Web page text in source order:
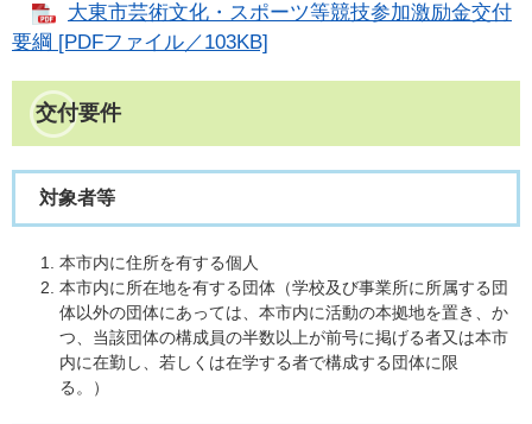
大東市芸術文化・スポーツ等競技参加激励金交付
要綱 [PDFファイル／103KB]
交付要件
対象者等
本市内に住所を有する個人
本市内に所在地を有する団体（学校及び事業所に所属する団
体以外の団体にあっては、本市内に活動の本拠地を置き、か
つ、当該団体の構成員の半数以上が前号に掲げる者又は本市
内に在勤し、若しくは在学する者で構成する団体に限
る。）